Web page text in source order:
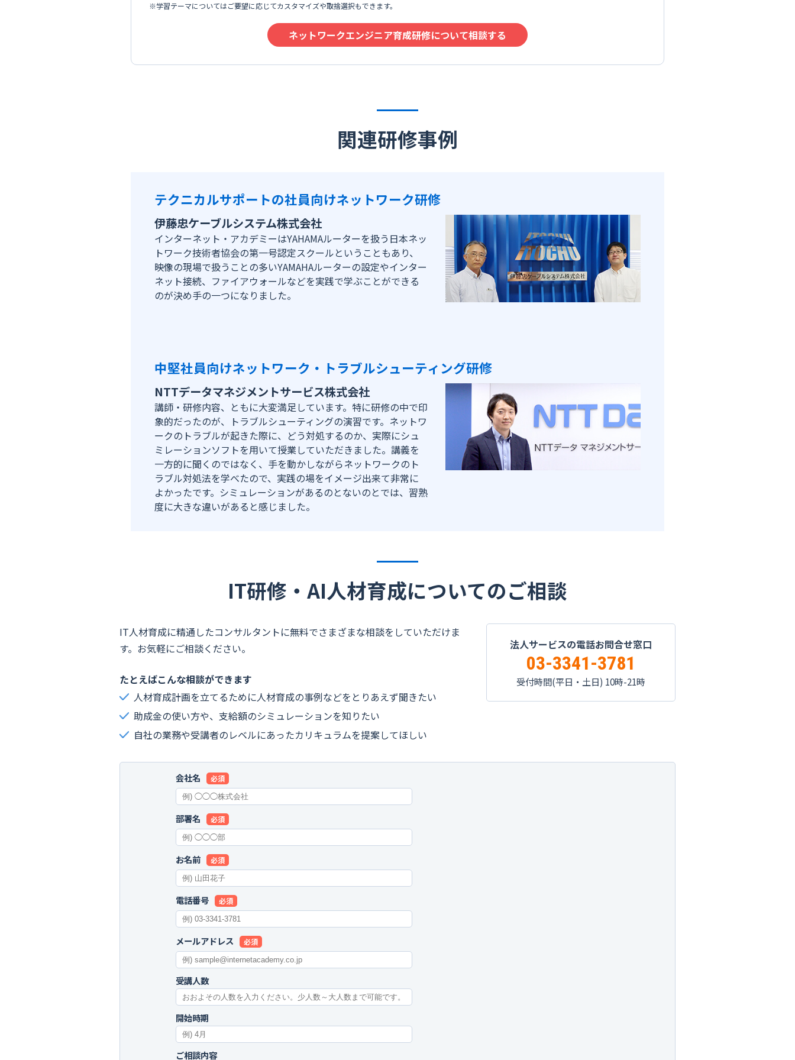
※学習テーマについてはご要望に応じてカスタマイズや取捨選択もできます。
ネットワークエンジニア育成研修について相談する
関連研修事例
テクニカルサポートの社員向けネットワーク研修
伊藤忠ケーブルシステム株式会社
インターネット・アカデミーはYAHAMAルーターを扱う日本ネッ
トワーク技術者協会の第一号認定スクールということもあり、
映像の現場で扱うことの多いYAMAHAルーターの設定やインター
ネット接続、ファイアウォールなどを実践で学ぶことができる
のが決め手の一つになりました。
中堅社員向けネットワーク・トラブルシューティング研修
NTTデータマネジメントサービス株式会社
講師・研修内容、ともに大変満足しています。特に研修の中で印
象的だったのが、トラブルシューティングの演習です。ネットワ
ークのトラブルが起きた際に、どう対処するのか、実際にシュ
ミレーションソフトを用いて授業していただきました。講義を
一方的に聞くのではなく、手を動かしながらネットワークのト
ラブル対処法を学べたので、実践の場をイメージ出来て非常に
よかったです。シミュレーションがあるのとないのとでは、習熟
度に大きな違いがあると感じました。
IT研修・AI人材育成についてのご相談
法人サービスの電話お問合せ窓口
03-3341-3781
受付時間(平日・土日) 10時-21時
IT人材育成に精通したコンサルタントに無料でさまざまな相談をしていただけま
す。お気軽にご相談ください。
たとえばこんな相談ができます
人材育成計画を立てるために人材育成の事例などをとりあえず聞きたい
助成金の使い方や、支給額のシミュレーションを知りたい
自社の業務や受講者のレベルにあったカリキュラムを提案してほしい
会社名 必須
部署名 必須
お名前 必須
電話番号 必須
メールアドレス 必須
受講人数
開始時期
ご相談内容